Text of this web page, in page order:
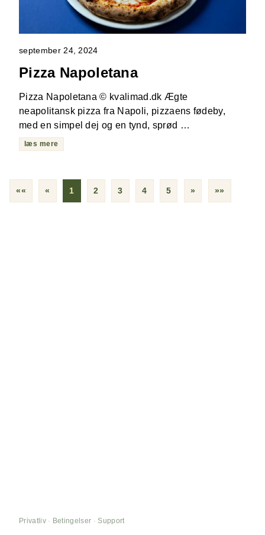
september 24, 2024
Pizza Napoletana
Pizza Napoletana © kvalimad.dk Ægte
neapolitansk pizza fra Napoli, pizzaens fødeby,
med en simpel dej og en tynd, sprød …
læs mere
«« « 1 2 3 4 5 » »»
Privatliv· Betingelser · Support